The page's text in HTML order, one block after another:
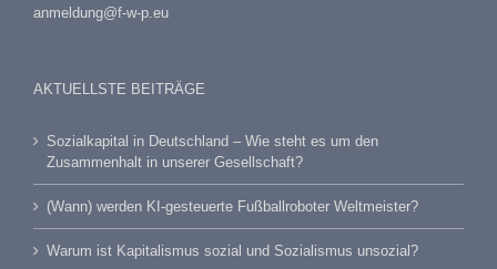
anmeldung@f-w-p.eu
AKTUELLSTE BEITRÄGE
Sozialkapital in Deutschland – Wie steht es um den
Zusammenhalt in unserer Gesellschaft?
(Wann) werden KI-gesteuerte Fußballroboter Weltmeister?
Warum ist Kapitalismus sozial und Sozialismus unsozial?